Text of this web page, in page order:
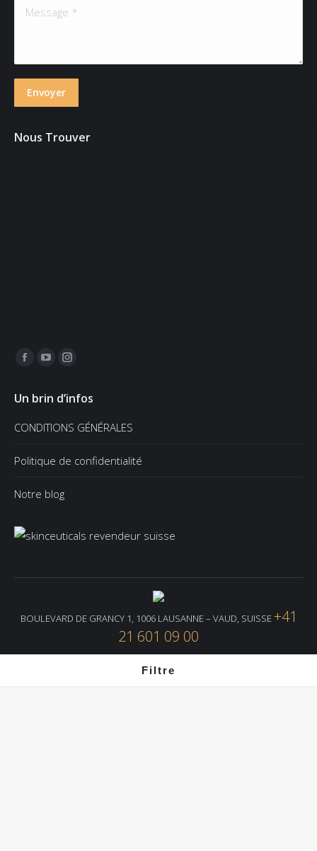
Message *
Envoyer
Nous Trouver
Trouvez nous sur :
Facebook
opens
in
window
YouTube
opens
in
window
Instagram
opens
in
window
Un brin d’infos
CONDITIONS GÉNÉRALES
Politique de confidentialité
Notre blog
BOULEVARD DE GRANCY 1, 1006 LAUSANNE – VAUD, SUISSE+41
21 601 09 00
Filtre